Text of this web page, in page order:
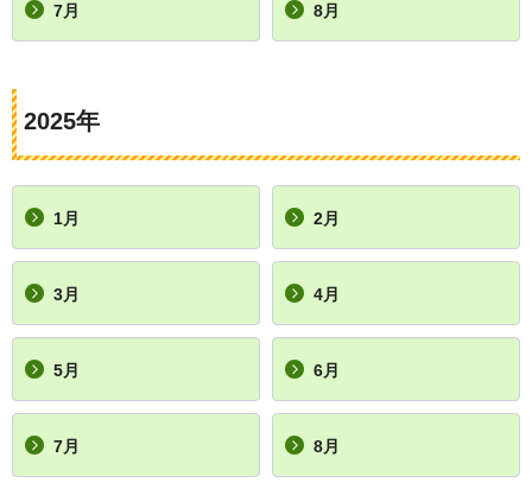
7月 8月
2025年
1月 2月
3月 4月
5月 6月
7月 8月